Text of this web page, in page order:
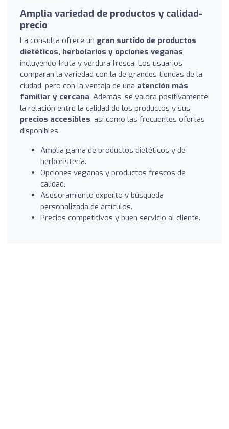
Amplia variedad de productos y calidad-
precio
La consulta ofrece un gran surtido de productos
dietéticos, herbolarios y opciones veganas,
incluyendo fruta y verdura fresca. Los usuarios
comparan la variedad con la de grandes tiendas de la
ciudad, pero con la ventaja de una atención más
familiar y cercana. Además, se valora positivamente
la relación entre la calidad de los productos y sus
precios accesibles, así como las frecuentes ofertas
disponibles.
Amplia gama de productos dietéticos y de
herboristería.
Opciones veganas y productos frescos de
calidad.
Asesoramiento experto y búsqueda
personalizada de artículos.
Precios competitivos y buen servicio al cliente.